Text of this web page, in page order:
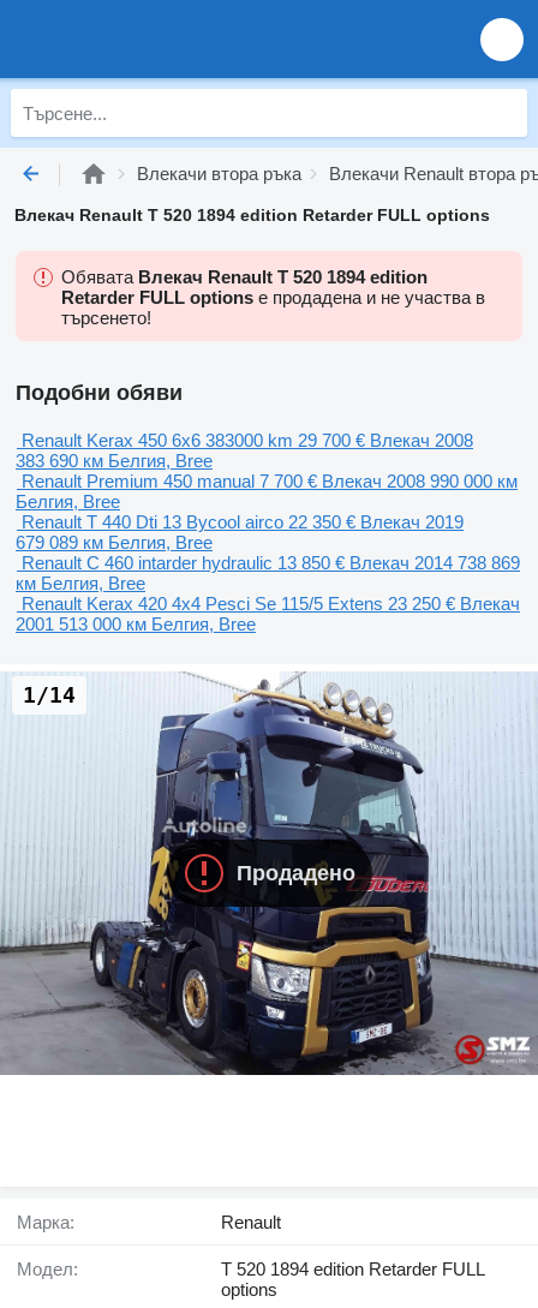
Влекачи втора ръка Влекачи Renault втора
Влекач Renault T 520 1894 edition Retarder FULL options
Обявата Влекач Renault T 520 1894 edition
Retarder FULL options е продадена и не участва в
търсенето!
Подобни обяви
Renault Kerax 450 6x6 383000 km 29 700 € Влекач 2008
383 690 км Белгия, Bree
Renault Premium 450 manual 7 700 € Влекач 2008 990 000 км
Белгия, Bree
Renault T 440 Dti 13 Bycool airco 22 350 € Влекач 2019
679 089 км Белгия, Bree
Renault C 460 intarder hydraulic 13 850 € Влекач 2014 738 869
км Белгия, Bree
Renault Kerax 420 4x4 Pesci Se 115/5 Extens 23 250 € Влекач
2001 513 000 км Белгия, Bree
Продадено
1/14
Марка: Renault
Модел:
T 520 1894 edition Retarder FULL
options